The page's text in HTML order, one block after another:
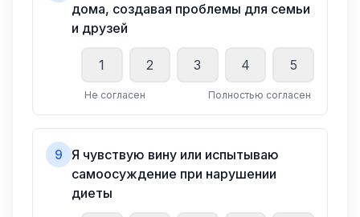
дома, создавая проблемы для семьи
и друзей
1 2 3 4 5
Не согласен Полностью согласен
9 Я чувствую вину или испытываю
самоосуждение при нарушении
диеты